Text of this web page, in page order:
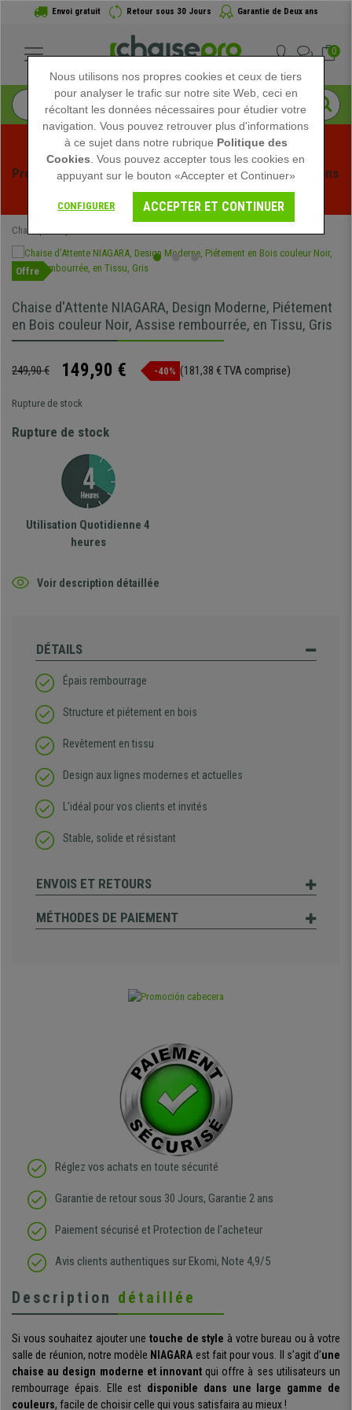
Envoi gratuit Retour sous 30 Jours Garantie de Deux ans
0
Profitez des soldes d'été chez Chaisepro ! Des réductions
exclusives pour une durée limitée - Voir l'offre
Chaisepro
Offre
Chaise d'Attente NIAGARA, Design Moderne, Piétement
en Bois couleur Noir, Assise rembourrée, en Tissu, Gris
249,90 € 149,90 € -40% (181,38 € TVA comprise)
Rupture de stock
Rupture de stock
Utilisation Quotidienne 4
heures
Voir description détaillée
DÉTAILS
Épais rembourrage
Structure et piétement en bois
Revêtement en tissu
Design aux lignes modernes et actuelles
L'idéal pour vos clients et invités
Stable, solide et résistant
ENVOIS ET RETOURS
MÉTHODES DE PAIEMENT
Réglez vos achats en toute sécurité
Garantie de retour sous 30 Jours, Garantie 2 ans
Paiement sécurisé et Protection de l'acheteur
Avis clients authentiques sur Ekomi, Note 4,9/5
Description détaillée
Si vous souhaitez ajouter unetouche de style à votre bureau ou à votre
salle de réunion, notre modèle NIAGARA est fait pour vous. Il s’agit d’une
chaise au design moderne et innovantqui offre à ses utilisateurs un
rembourrage épais. Elle est disponible dans une large gamme de
couleurs, facile de choisir celle qui vous satisfaira au mieux !
Nous utilisons nos propres cookies et ceux de tiers
pour analyser le trafic sur notre site Web, ceci en
récoltant les données nécessaires pour étudier votre
navigation. Vous pouvez retrouver plus d'informations
à ce sujet dans notre rubrique Politique des
Cookies . Vous pouvez accepter tous les cookies en
appuyant sur le bouton «Accepter et Continuer»
CONFIGURER ACCEPTER ET CONTINUER